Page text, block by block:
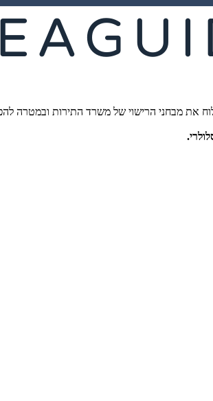
את מבחני הרישוי של משרד התירות ובמטרה